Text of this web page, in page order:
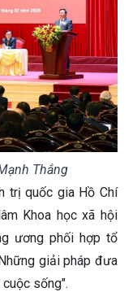
Thắng
trị quốc gia Hồ Chí
Khoa học xã hội
ương phối hợp tổ
giải pháp đưa
sống".